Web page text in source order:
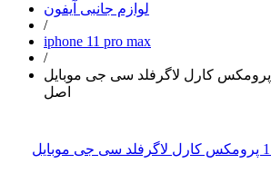
لوازم جانبی آیفون
/
iphone 11 pro max
/
کیف چرمی ایفون 11 پرومکس کارل لاگرفلد سی جی موبایل
اصل